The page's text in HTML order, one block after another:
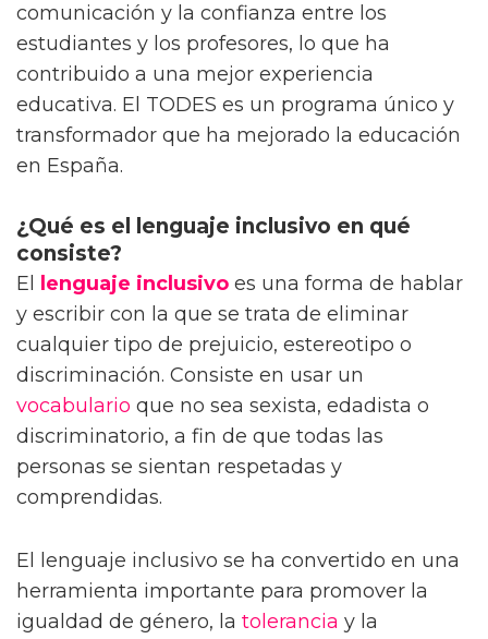
comunicación y la confianza entre los
estudiantes y los profesores, lo que ha
contribuido a una mejor experiencia
educativa. El TODES es un programa único y
transformador que ha mejorado la educación
en España.
¿Qué es el lenguaje inclusivo en qué
consiste?
El lenguaje inclusivo es una forma de hablar
y escribir con la que se trata de eliminar
cualquier tipo de prejuicio, estereotipo o
discriminación. Consiste en usar un
vocabulario que no sea sexista, edadista o
discriminatorio, a fin de que todas las
personas se sientan respetadas y
comprendidas.
El lenguaje inclusivo se ha convertido en una
herramienta importante para promover la
igualdad de género, la tolerancia y la